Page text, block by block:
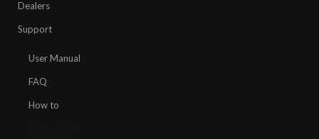
Dealers
Support
User Manual
FAQ
How to